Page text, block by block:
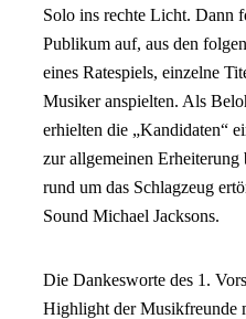
Solo ins rechte Licht. Dann
Publikum auf, aus den
eines Ratespiels, einzelne
Musiker anspielten. Als
erhielten die „Kandidaten“
zur allgemeinen
rund um das Schlagzeug
Sound Michael Jacksons.
Die Dankesworte des 1.
Highlight der Musikfreunde